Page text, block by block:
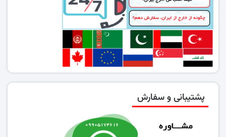
پشتیبانی و سفارش